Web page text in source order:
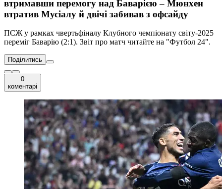
втримавши перемогу над Баварією – Мюнхен
втратив Мусіалу й двічі забивав з офсайду
ПСЖ у рамках чвертьфіналу Клубного чемпіонату світу-2025
переміг Баварію (2:1). Звіт про матч читайте на "Футбол 24".
Поділитись
0
коментарі